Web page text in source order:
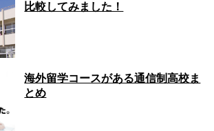
比較してみました！
海外留学コースがある通信制高校ま
とめ